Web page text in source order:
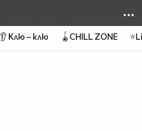
👂 Клю – клю 🪀CHILL ZONE